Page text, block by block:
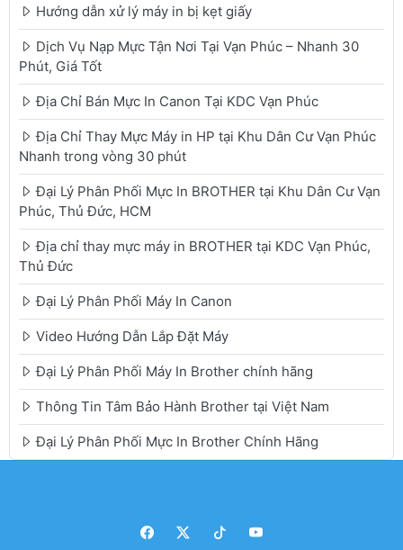
Hướng dẫn xử lý máy in bị kẹt giấy
Dịch Vụ Nạp Mực Tận Nơi Tại Vạn Phúc – Nhanh 30
Phút, Giá Tốt
Địa Chỉ Bán Mực In Canon Tại KDC Vạn Phúc
Địa Chỉ Thay Mực Máy in HP tại Khu Dân Cư Vạn Phúc
Nhanh trong vòng 30 phút
Đại Lý Phân Phối Mực In BROTHER tại Khu Dân Cư Vạn
Phúc, Thủ Đức, HCM
Địa chỉ thay mực máy in BROTHER tại KDC Vạn Phúc,
Thủ Đức
Đại Lý Phân Phối Máy In Canon
Video Hướng Dẫn Lắp Đặt Máy
Đại Lý Phân Phối Máy In Brother chính hãng
Thông Tin Tâm Bảo Hành Brother tại Việt Nam
Đại Lý Phân Phối Mực In Brother Chính Hãng